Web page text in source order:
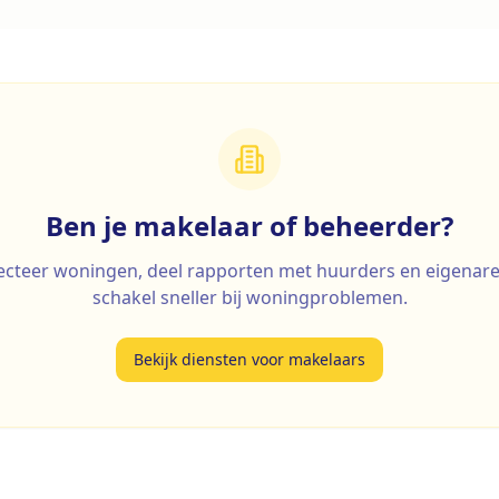
Ben je makelaar of beheerder?
woningen, deel rapporten met huurders en
schakel sneller bij woningproblemen.
Bekijk diensten voor makelaars